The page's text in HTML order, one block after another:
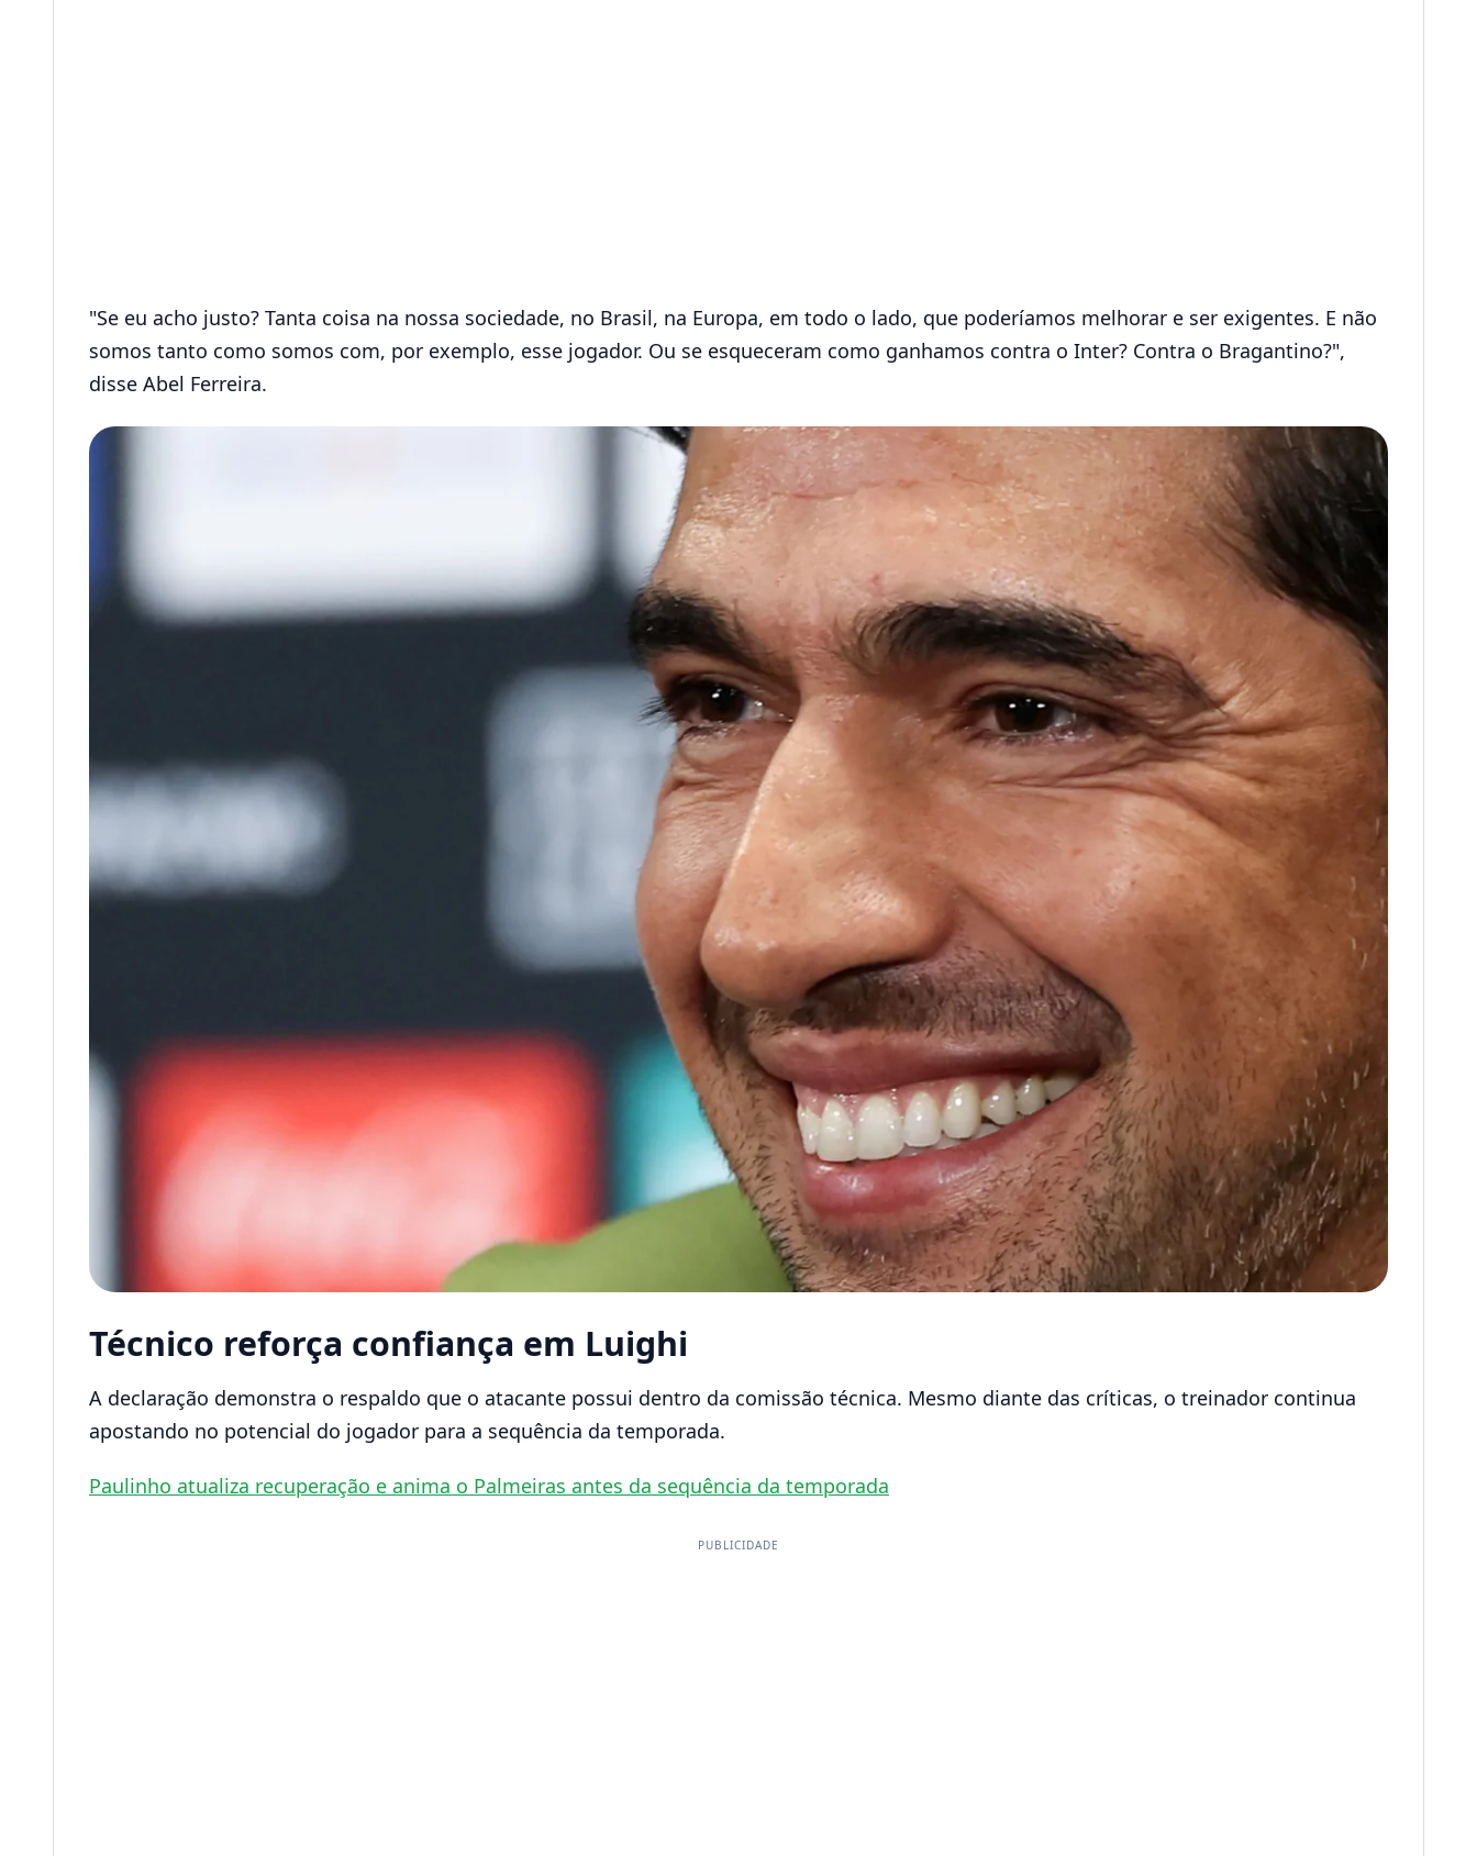
"Se eu acho justo? Tanta coisa na nossa sociedade, no Brasil, na Europa, em todo o lado, que poderíamos melhorar e ser exigentes. E não
somos tanto como somos com, por exemplo, esse jogador. Ou se esqueceram como ganhamos contra o Inter? Contra o Bragantino?",
disse Abel Ferreira.
Técnico reforça confiança em Luighi
A declaração demonstra o respaldo que o atacante possui dentro da comissão técnica. Mesmo diante das críticas, o treinador continua
apostando no potencial do jogador para a sequência da temporada.
Paulinho atualiza recuperação e anima o Palmeiras antes da sequência da temporada
PUBLICIDADE